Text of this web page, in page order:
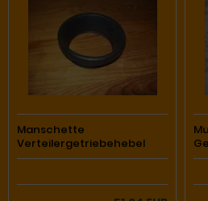
Manschette
Verteilergetriebehebel
460/461 (an Karosse )